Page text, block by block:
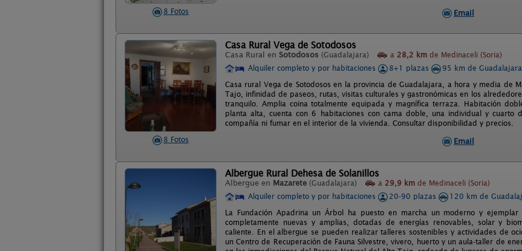
8 Fotos
Email
8 Fotos
Casa Rural Vega de Sotodosos
Casa Rural en Sotodosos (Guadalajara) a 28,2 km de Medinaceli (Soria)
Alquiler completo y por habitaciones
8+1 plazas
95 km de Guadalajara
Casa rural Vega de Sotodosos en la provincia de Guadalajara, a hora y media de
Tajo, infinidad de paseos, rutas, visitas culturales y gastronómicas en los
tranquilo. Amplia coina totalmente equipada y magnífica terraza. Habitación
planta alta, cuenta con 6 habitaciones con cama doble, una individual y cuarto
compañía ni fumar en el interior de la vivienda. Consultar disponibilidad y precios.
Email
Albergue Rural Dehesa de Solanillos
Albergue en Mazarete (Guadalajara) a 29,9 km de Medinaceli (Soria)
Alquiler completo y por habitaciones
20-90 plazas 120 km de
La Fundación Apadrina un Árbol ha puesto en marcha un moderno y ejemplar
completamente nuevas y amplias, dotadas de energías renovables, solar y
caliente. En el albergue se pueden realizar talleres sostenibles y actividades de
un Centro de Recuperación de Fauna Silvestre, vivero, huerto y un aula-taller de